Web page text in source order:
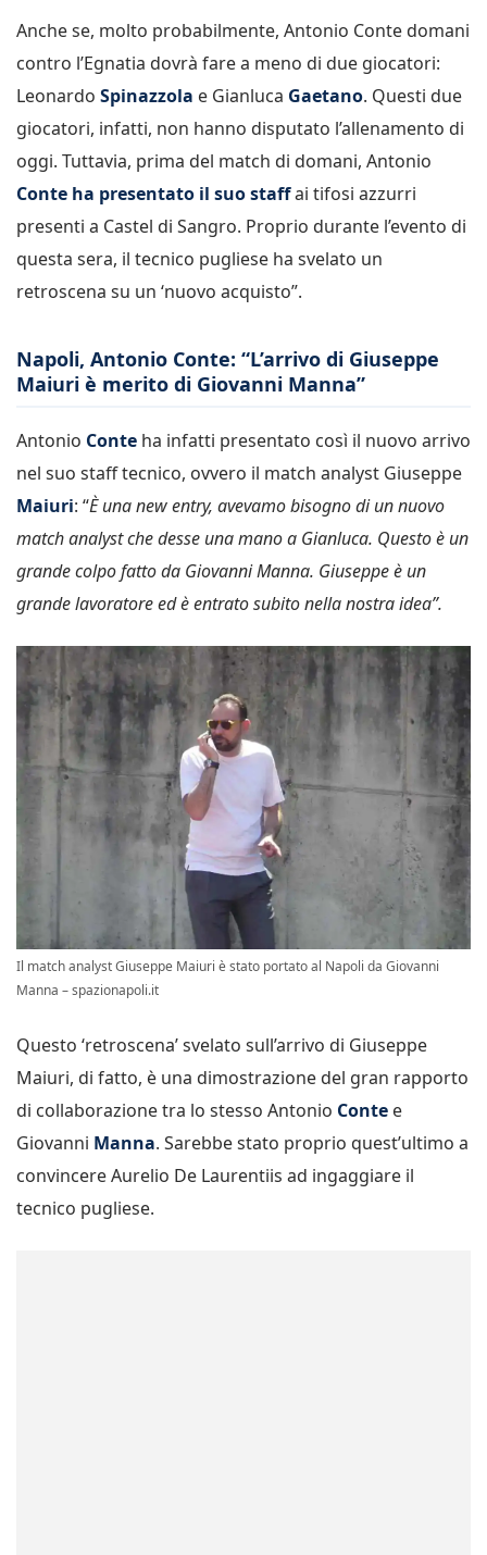
Anche se, molto probabilmente, Antonio Conte domani
contro l’Egnatia dovrà fare a meno di due giocatori:
Leonardo Spinazzola e Gianluca Gaetano. Questi due
giocatori, infatti, non hanno disputato l’allenamento di
oggi. Tuttavia, prima del match di domani, Antonio
Conte ha presentato il suo staffai tifosi azzurri
presenti a Castel di Sangro. Proprio durante l’evento di
questa sera, il tecnico pugliese ha svelato un
retroscena su un ‘nuovo acquisto”.
Napoli, Antonio Conte: “L’arrivo di Giuseppe
Maiuri è merito di Giovanni Manna”
Antonio Conte ha infatti presentato così il nuovo arrivo
nel suo staff tecnico, ovvero il match analyst Giuseppe
Maiuri: “È una new entry, avevamo bisogno di un nuovo
match analyst che desse una mano a Gianluca. Questo è un
grande colpo fatto da Giovanni Manna. Giuseppe è un
grande lavoratore ed è entrato subito nella nostra idea”.
Il match analyst Giuseppe Maiuri è stato portato al Napoli da Giovanni
Manna – spazionapoli.it
Questo ‘retroscena’ svelato sull’arrivo di Giuseppe
Maiuri, di fatto, è una dimostrazione del gran rapporto
di collaborazione tra lo stesso Antonio Conte e
Giovanni Manna. Sarebbe stato proprio quest’ultimo a
convincere Aurelio De Laurentiis ad ingaggiare il
tecnico pugliese.